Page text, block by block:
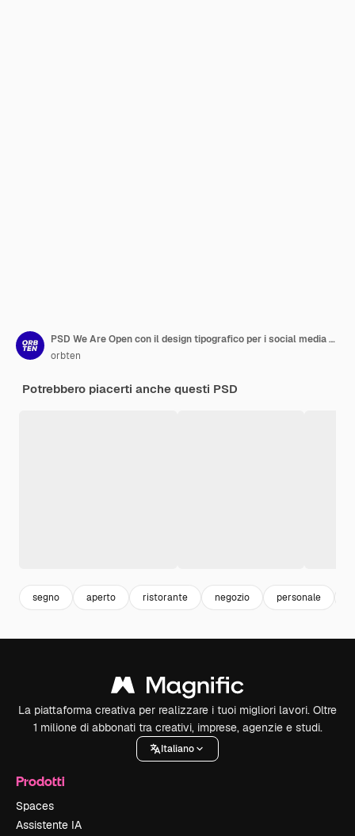
PSD We Are Open con il design tipografico per i social media e il modello di post su Instagram
orbten
Potrebbero piacerti anche questi PSD
segno aperto ristorante negozio personale
La piattaforma creativa per realizzare i tuoi migliori lavori. Oltre
1 milione di abbonati tra creativi, imprese, agenzie e studi.
Italiano
Prodotti
Spaces
Assistente IA